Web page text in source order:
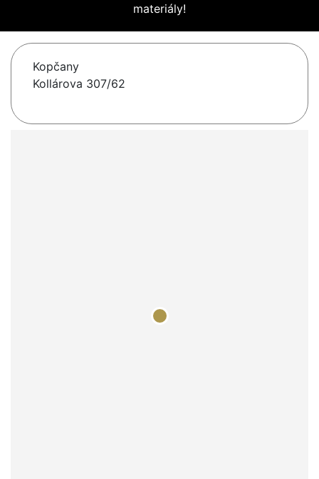
materiály!
Kopčany
Kollárova 307/62